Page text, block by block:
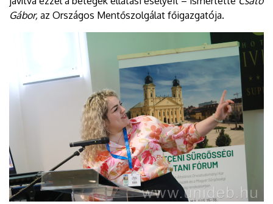
Gábor, az Országos Mentőszolgálat főigazgatója.